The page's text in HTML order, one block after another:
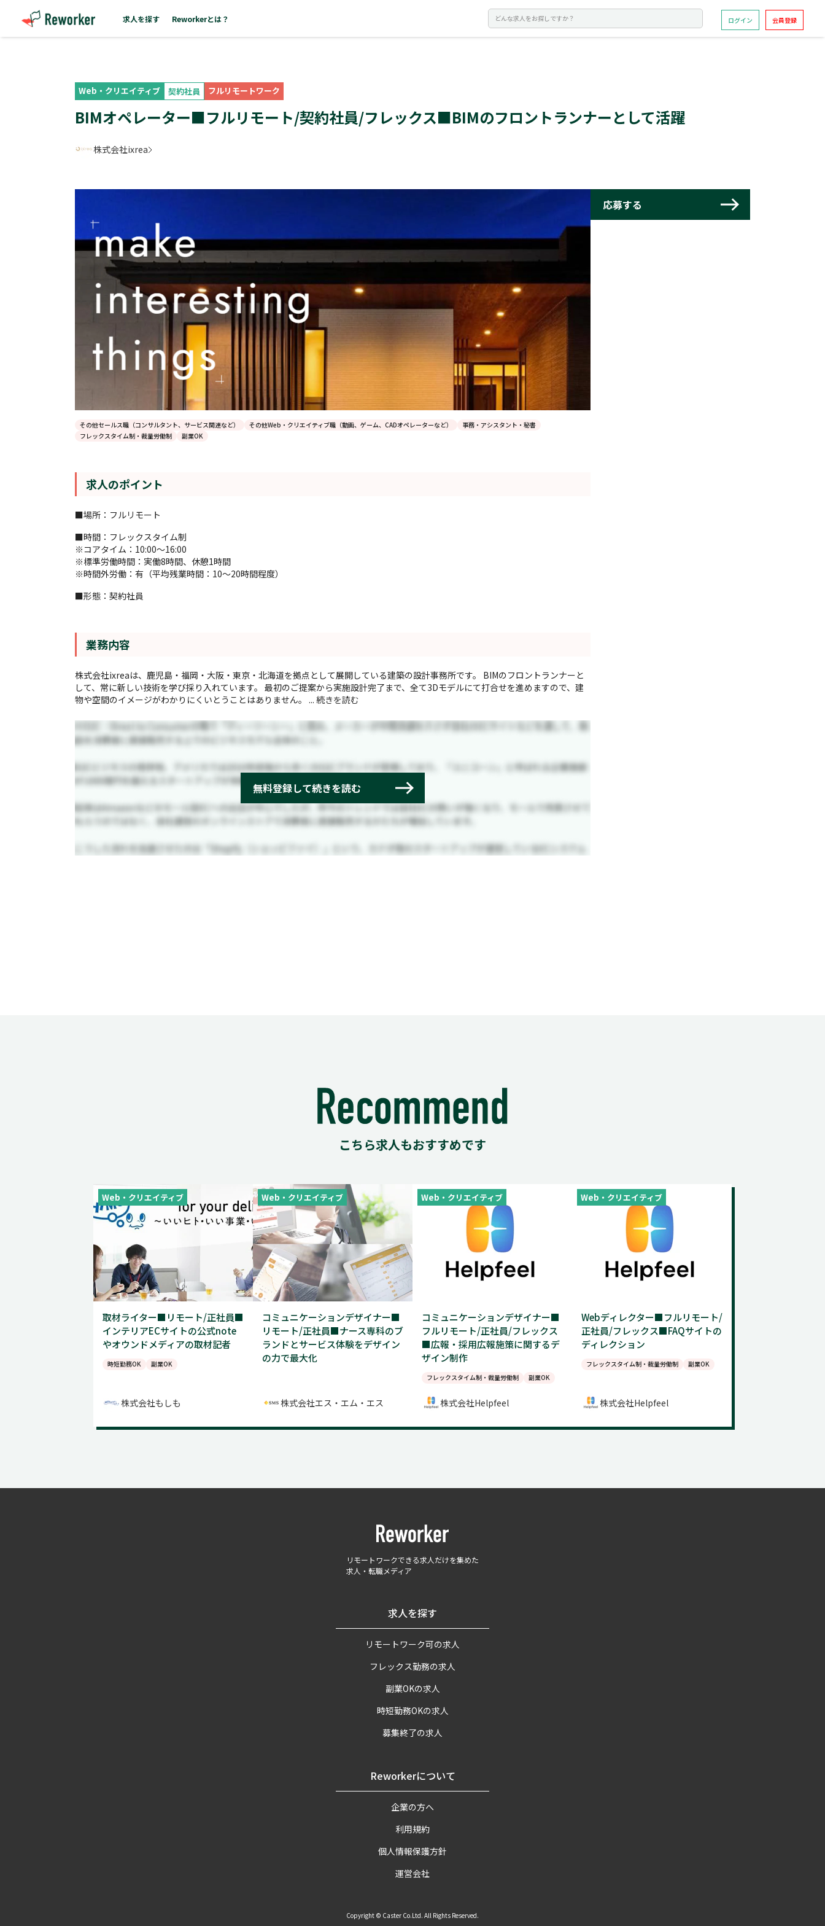
求人を探す Reworkerとは？ ログイン 会員登録
Web・クリエイティブ 契約社員 フルリモートワーク
BIMオペレーター■フルリモート/契約社員/フレックス■BIMのフロントランナーとして活躍
株式会社ixrea
その他セールス職（コンサルタント、サービス関連など） その他Web・クリエイティブ職（動画、ゲーム、CADオペレーターなど）
事務・アシスタント・秘書
フレックスタイム制・裁量労働制
副業OK
求人のポイント
■場所：フルリモート
■時間：フレックスタイム制
※コアタイム：10:00〜16:00
※標準労働時間：実働8時間、休憩1時間
※時間外労働：有（平均残業時間：10〜20時間程度）
■形態：契約社員
業務内容
株式会社ixreaは、鹿児島・福岡・大阪・東京・北海道を拠点として展開している建築の設計事務所です。 BIMのフロントランナーと
して、常に新しい技術を学び採り入れています。 最初のご提案から実施設計完了まで、全て3Dモデルにて打合せを進めますので、建
物や空間のイメージがわかりにくいとうことはありません。 ... 続きを読む
こちら求人もおすすめです
Web・クリエイティブ
取材ライター■リモート/正社員■
インテリアECサイトの公式note
やオウンドメディアの取材記者
時短勤務OK 副業OK
株式会社もしも
Web・クリエイティブ
コミュニケーションデザイナー■
リモート/正社員■ナース専科のブ
ランドとサービス体験をデザイン
の力で最大化
株式会社エス・エム・エス
Web・クリエイティブ
コミュニケーションデザイナー■
フルリモート/正社員/フレックス
■広報・採用広報施策に関するデ
ザイン制作
フレックスタイム制・裁量労働制 副業OK
株式会社Helpfeel
Web・クリエイティブ
Webディレクター■フルリモート/
正社員/フレックス■FAQサイトの
ディレクション
フレックスタイム制・裁量労働制 副業OK
株式会社Helpfeel
リモートワークできる求人だけを集めた
求人・転職メディア
求人を探す
リモートワーク可の求人
フレックス勤務の求人
副業OKの求人
時短勤務OKの求人
募集終了の求人
Reworkerについて
企業の方へ
利用規約
個人情報保護方針
運営会社
Copyright © Caster Co.Ltd. All Rights Reserved.